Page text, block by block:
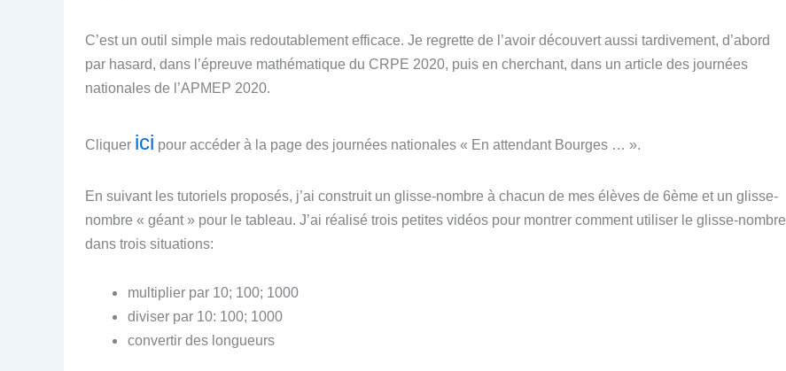
C’est un outil simple mais redoutablement efficace. Je regrette de l’avoir découvert aussi tardivement, d’abord
par hasard, dans l’épreuve mathématique du CRPE 2020, puis en cherchant, dans un article des journées
nationales de l’APMEP 2020.
Cliquer ici pour accéder à la page des journées nationales « En attendant Bourges … ».
En suivant les tutoriels proposés, j’ai construit un glisse-nombre à chacun de mes élèves de 6ème et un glisse-
nombre « géant » pour le tableau. J’ai réalisé trois petites vidéos pour montrer comment utiliser le glisse-nombre
dans trois situations:
multiplier par 10; 100; 1000
diviser par 10: 100; 1000
convertir des longueurs